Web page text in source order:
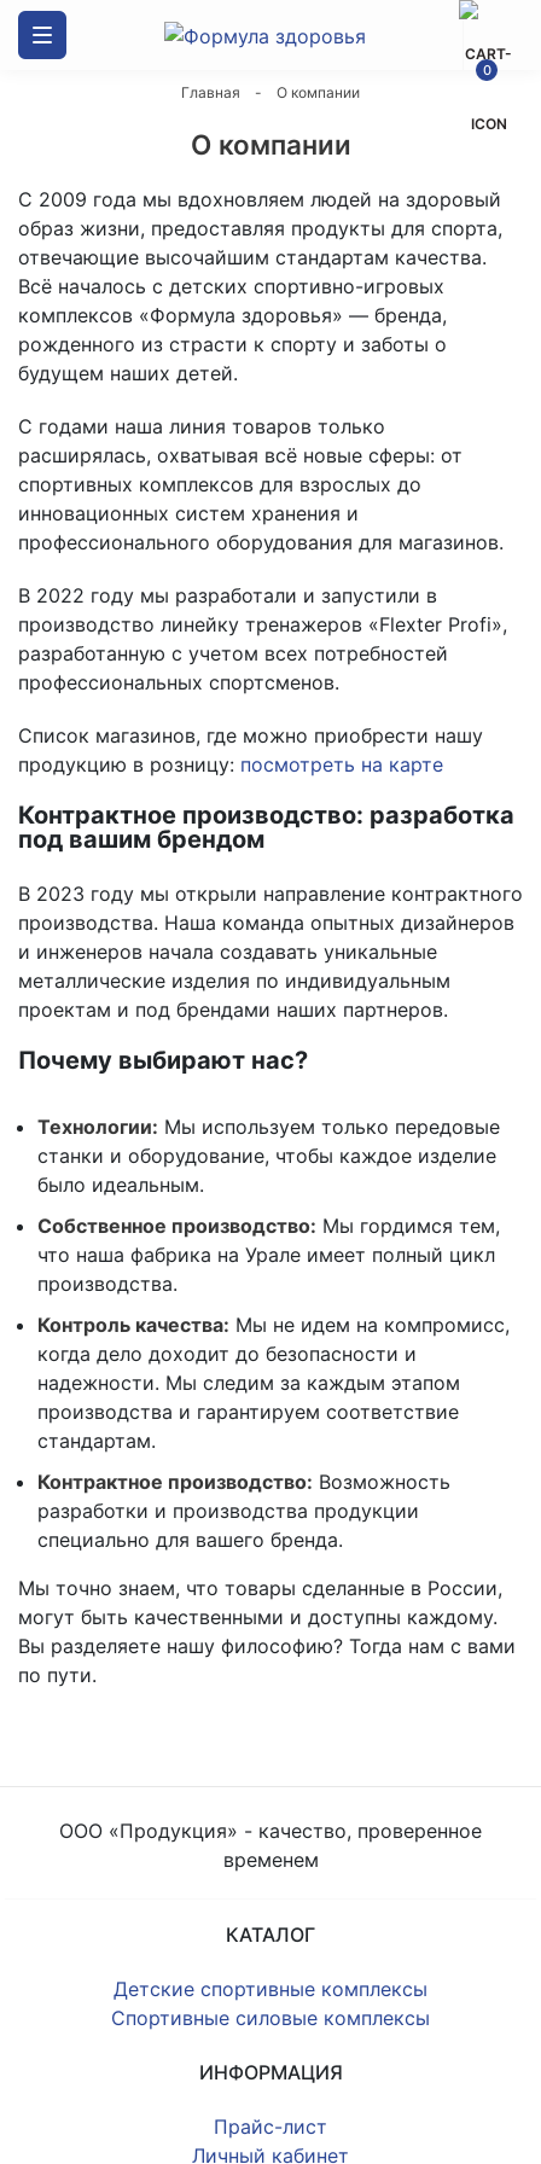
0
Каталог товаров
Маты гимнастические
Спортивные силовые комплексы
Канаты
Оборудование и стенды
Мешки боксерские
Подвесы для боксерских
груш\мешков
Стойки для гантелей, блинов и
Рекламные материалы
Главная - О компании
О компании
С 2009 года мы вдохновляем людей на здоровый
образ жизни, предоставляя продукты для спорта,
отвечающие высочайшим стандартам качества.
Всё началось с детских спортивно-игровых
комплексов «Формула здоровья» — бренда,
рожденного из страсти к спорту и заботы о
будущем наших детей.
С годами наша линия товаров только
расширялась, охватывая всё новые сферы: от
спортивных комплексов для взрослых до
инновационных систем хранения и
профессионального оборудования для магазинов.
В 2022 году мы разработали и запустили в
производство линейку тренажеров «Flexter Profi»,
разработанную с учетом всех потребностей
профессиональных спортсменов.
Список магазинов, где можно приобрести нашу
продукцию в розницу: посмотреть на карте
Контрактное производство: разработка
под вашим брендом
В 2023 году мы открыли направление контрактного
производства. Наша команда опытных дизайнеров
и инженеров начала создавать уникальные
металлические изделия по индивидуальным
проектам и под брендами наших партнеров.
Почему выбирают нас?
Технологии: Мы используем только передовые
станки и оборудование, чтобы каждое изделие
было идеальным.
Собственное производство: Мы гордимся тем,
что наша фабрика на Урале имеет полный цикл
производства.
Контроль качества: Мы не идем на компромисс,
когда дело доходит до безопасности и
надежности. Мы следим за каждым этапом
производства и гарантируем соответствие
стандартам.
Контрактное производство: Возможность
разработки и производства продукции
специально для вашего бренда.
Мы точно знаем, что товары сделанные в России,
могут быть качественными и доступны каждому.
Вы разделяете нашу философию? Тогда нам с вами
по пути.
ООО «Продукция» - качество, проверенное
временем
КАТАЛОГ
Детские спортивные комплексы
Спортивные силовые комплексы
ИНФОРМАЦИЯ
Прайс-лист
Личный кабинет